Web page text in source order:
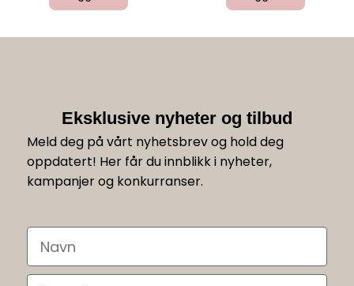
Eksklusive nyheter og tilbud
Meld deg på vårt nyhetsbrev og hold deg
oppdatert! Her får du innblikk i nyheter,
kampanjer og konkurranser.
Navn